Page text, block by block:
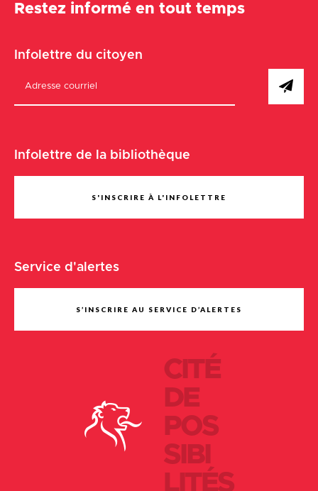
CITÉ
DE
POS
SIBI
LITÉS
Restez informé en tout temps
Infolettre du citoyen
Infolettre de la bibliothèque
S'INSCRIRE À L'INFOLETTRE
Service d'alertes
S’INSCRIRE AU SERVICE D’ALERTES